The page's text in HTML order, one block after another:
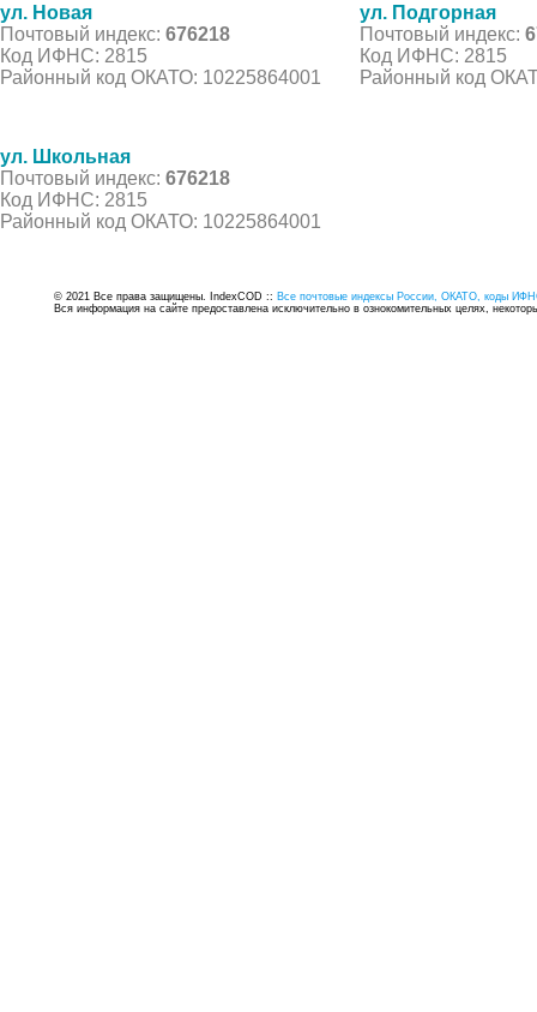
ул. Новая
Почтовый индекс: 676218
Код ИФНС: 2815
Районный код ОКАТО: 10225864001
ул. Подгорная
Почтовый индекс:
Код ИФНС: 2815
Районный код
ул. Школьная
Почтовый индекс: 676218
Код ИФНС: 2815
Районный код ОКАТО: 10225864001
© 2021 Все права защищены. IndexCOD :: Все почтовые индексы России, ОКАТО, коды
Вся информация на сайте предоставлена исключительно в ознокомительных целях,